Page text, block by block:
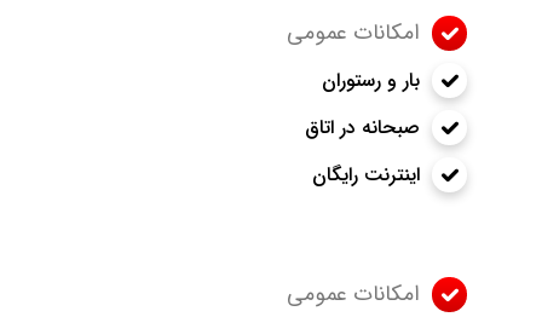
امکانات عمومی
بار و رستوران
صبحانه در اتاق
اینترنت رایگان
امکانات عمومی